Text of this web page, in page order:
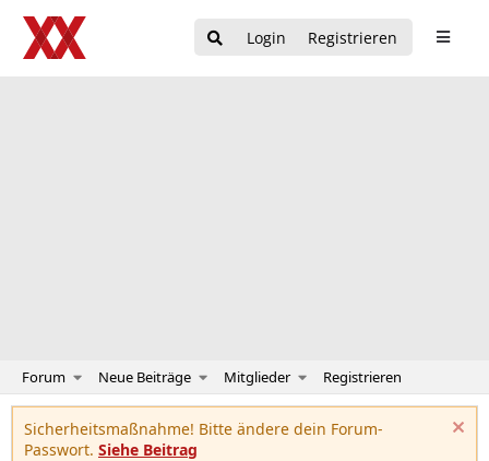
Login Registrieren
Forum Neue Beiträge Mitglieder Registrieren
Sicherheitsmaßnahme! Bitte ändere dein Forum-
Passwort. Siehe Beitrag